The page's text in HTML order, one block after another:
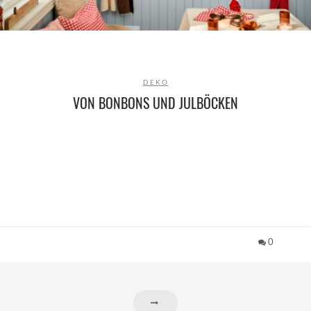
DEKO
VON BONBONS UND JULBÖCKEN
0